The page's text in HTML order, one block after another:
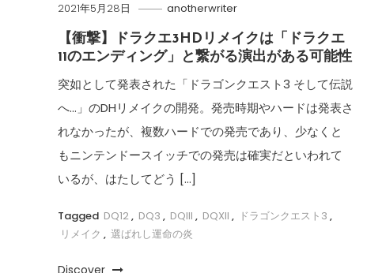
2021年5月28日 anotherwriter
【衝撃】ドラクエ3HDリメイクは「ドラクエ
11のエンディング」と繋がる演出がある可能性
突如として発表された「ドラゴンクエスト3 そして伝説
へ…」のDHリメイクの開発。発売時期やハードは発表さ
れなかったが、複数ハードでの発売であり、少なくと
もニンテンドースイッチでの発売は確実だといわれて
いるが、はたしてどう […]
Tagged DQ12, DQ3 , DQIII , DQXII , ドラゴンクエスト3 ,
リメイク , 選ばれし運命の炎
Discover